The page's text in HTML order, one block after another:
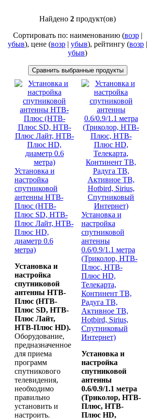
Найдено 2 продукт(ов)
Сортировать по: наименованию (возр|
убыв), цене (возр | убыв), рейтингу (возр |
убыв)
Установка и
настройка
спутниковой
антенны НТВ-
Плюс (НТВ-
Плюс SD, НТВ-
Плюс Лайт, НТВ-
Плюс HD,
диаметр 0.6
метра)
Установка и
настройка
спутниковой
антенны НТВ-
Плюс (НТВ-
Плюс SD, НТВ-
Плюс Лайт,
НТВ-ПлюсHD).
Оборудование,
предназначенное
для приема
программ
спутникового
телевидения,
необходимо
правильно
установить и
настроить.
Установка и
настройка
спутниковой
антенны
0.6/0.9/1.1 метра
(Триколор, НТВ-
Плюс, НТВ-
Плюс HD,
Телекарта,
Континент ТВ,
Радуга ТВ,
Активное ТВ,
Hotbird, Sirius,
Спутниковый
Интернет)
Установка и
настройка
спутниковой
антенны
0.6/0.9/1.1 метра
(Триколор, НТВ-
Плюс, НТВ-
ПлюсHD,